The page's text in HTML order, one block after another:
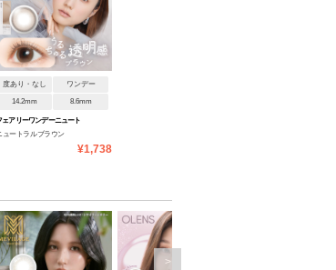
度あり・なし ワンデー
14.2mm 8.6mm
ェアリーワンデーニュート
ュートラルブラウン
¥1,738
>